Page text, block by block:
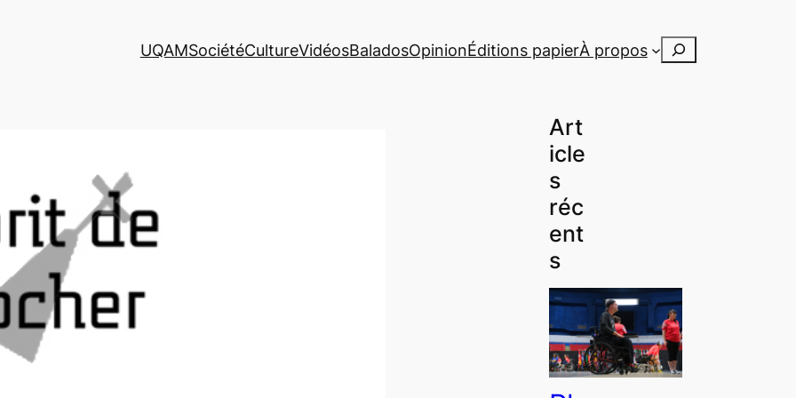
UQAMSociétéCultureVidéosBaladosOpinionÉditions papierÀ propos Rechercher
Art
icle
s
réc
ent
s